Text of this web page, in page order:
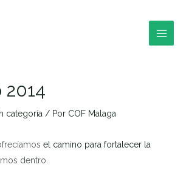
2014
categoría / Por COF Malaga
el camino para fortalecer la
dentro.